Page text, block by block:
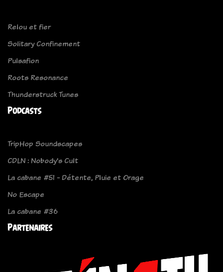
Relou et fier
Solitary Confinement
Pulsafion
Roots Resonance
Thunderstruck Tunes
Podcasts
TripHop Soundscapes
CDLN : Nobody's Cult
La cabane #51 - Détente, Pluie et Orage
No Escape
La cabane #36
Partenaires